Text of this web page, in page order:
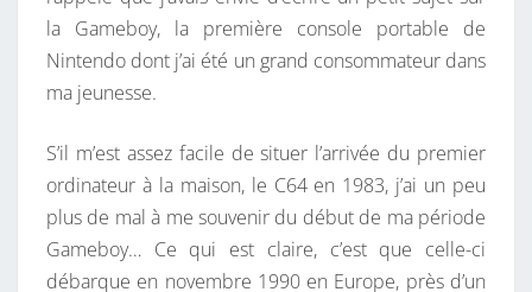
A
U
U
E
L
L
la Gameboy, la première console portable de
Nintendo dont j’ai été un grand consommateur dans
ma jeunesse.
S’il m’est assez facile de situer l’arrivée du premier
ordinateur à la maison, le C64 en 1983, j’ai un peu
plus de mal à me souvenir du début de ma période
Gameboy… Ce qui est claire, c’est que celle-ci
débarque en novembre 1990 en Europe, près d’un